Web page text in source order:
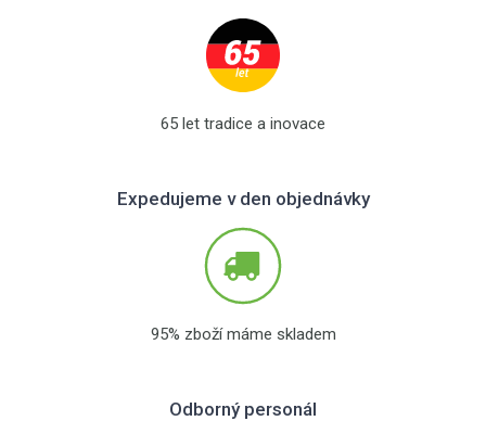
65 let tradice a inovace
Expedujeme v den objednávky
95% zboží máme skladem
Odborný personál